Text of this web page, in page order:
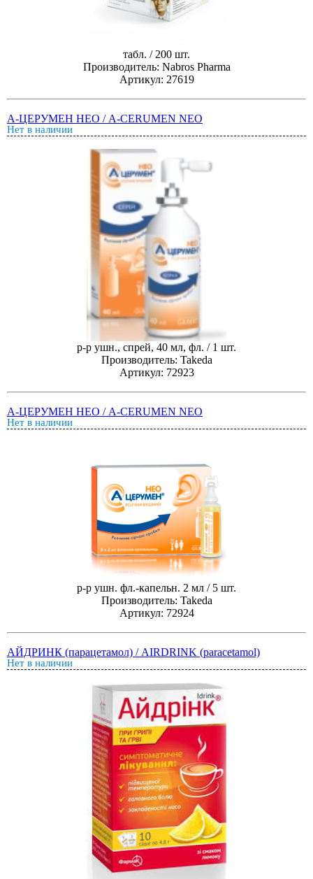
табл. / 200 шт.
Производитель: Nabros Pharma
Артикул: 27619
А-ЦЕРУМЕН НЕО / A-CERUMEN NEO
Нет в наличии
р-р ушн., спрей, 40 мл, фл. / 1 шт.
Производитель: Takeda
Артикул: 72923
А-ЦЕРУМЕН НЕО / A-CERUMEN NEO
Нет в наличии
р-р ушн. фл.-капельн. 2 мл / 5 шт.
Производитель: Takeda
Артикул: 72924
АЙДРИНК (парацетамол) / AIRDRINK (paracetamol)
Нет в наличии